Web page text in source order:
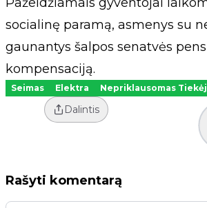
socialinę paramą, asmenys su
gaunantys šalpos senatvės
kompensaciją.
Seimas Elektra Nepriklausomas
Dalintis
Rašyti komentarą